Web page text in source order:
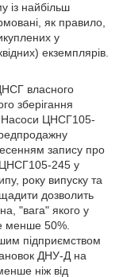
із найбільш
як правило,
у
екземплярів.
власного
зберігання
Насоси ЦНСГ105-
запису про
ЦНСГ105-245 у
року випуску та
дозволить
"вага" якого у
менше 50%.
підприємством
ДНУ-Д на
ніж від